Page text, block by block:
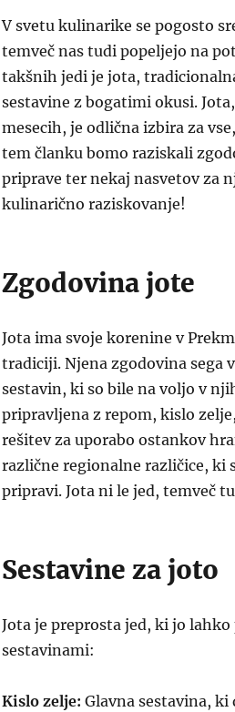
V svetu kulinarike se pogosto
temveč nas tudi popeljejo na
takšnih jedi je jota,
sestavine z bogatimi okusi.
mesecih, je odlična izbira za
tem članku bomo raziskali
priprave ter nekaj nasvetov za
kulinarično raziskovanje!
Zgodovina jote
Jota ima svoje korenine v
tradiciji. Njena zgodovina sega
sestavin, ki so bile na voljo v
pripravljena z repom, kislo
rešitev za uporabo ostankov
različne regionalne različice, ki
pripravi. Jota ni le jed, temveč
Sestavine za joto
Jota je preprosta jed, ki jo
sestavinami:
Kislo zelje: Glavna sestavina, ki